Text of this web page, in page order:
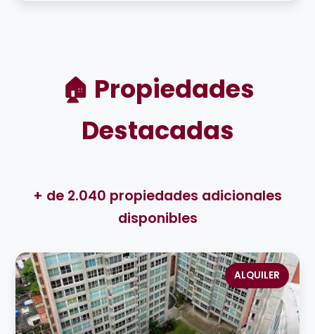
🏠 Propiedades
Destacadas
+ de 2.040 propiedades adicionales
disponibles
ALQUILER